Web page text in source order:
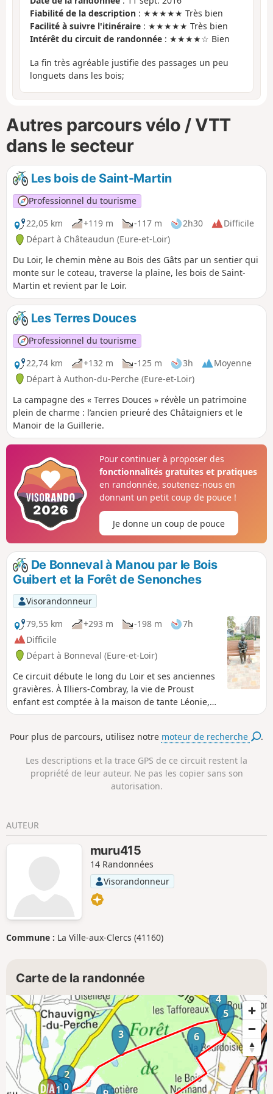
Fiabilité de la description : ★★★★★ Très bien
Facilité à suivre l'itinéraire : ★★★★★ Très bien
Intérêt du circuit de randonnée : ★★★★☆ Bien
La fin très agréable justifie des passages un peu
longuets dans les bois;
Autres parcours vélo / VTT
dans le secteur
Les bois de Saint-Martin
Professionnel du tourisme
22,05 km
+119 m -117 m 2h30
Difficile
Départ à Châteaudun (Eure-et-Loir)
Du Loir, le chemin mène au Bois des Gâts par un sentier qui
monte sur le coteau, traverse la plaine, les bois de Saint-
Martin et revient par le Loir.
Les Terres Douces
Professionnel du tourisme
22,74 km
+132 m -125 m 3h
Moyenne
Départ à Authon-du-Perche (Eure-et-Loir)
La campagne des « Terres Douces » révèle un patrimoine
plein de charme : l’ancien prieuré des Châtaigniers et le
Manoir de la Guillerie.
Pour continuer à proposer des
fonctionnalités gratuites et pratiques
en randonnée, soutenez-nous en
donnant un petit coup de pouce !
Je donne un coup de pouce
De Bonneval à Manou par le Bois
Guibert et la Forêt de Senonches
Visorandonneur
79,55 km
+293 m -198 m
7h
Difficile
Départ à Bonneval (Eure-et-Loir)
Ce circuit débute le long du Loir et ses anciennes
gravières. À Illiers-Combray, la vie de Proust
enfant est comptée à la maison de tante Léonie,
où il vécu son enfance. Les chemins dits
d'informations sur la faune et la flore. La partie
Naturel Régional du Perche, impose un détour
pour rejoindre la Forêt Domaniale de Montécot,
où il est possible d'y rencontrer chevreuils et
Pour plus de parcours, utilisez notre moteur de recherche .
Les descriptions et la trace GPS de ce circuit restent la
propriété de leur auteur. Ne pas les copier sans son
autorisation.
AUTEUR
muru415
14 Randonnées
Visorandonneur
Commune : La Ville-aux-Clercs (41160)
Carte de la randonnée
1
2
3
4
5
6
10
11